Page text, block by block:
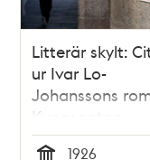
Litterär skylt:
ur Ivar Lo-
Johanssons
Kungsgatan
1926